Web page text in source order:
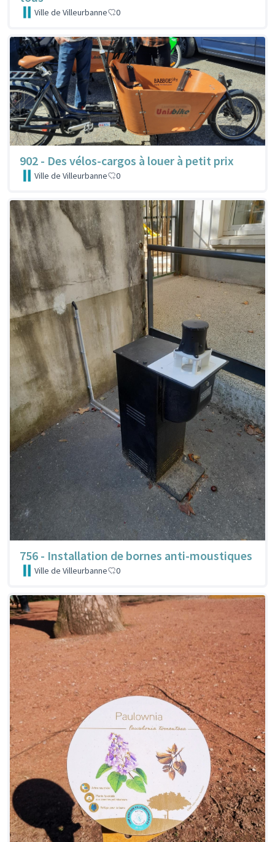
Ville de Villeurbanne 0
902 - Des vélos-cargos à louer à petit prix
Ville de Villeurbanne 0
756 - Installation de bornes anti-moustiques
Ville de Villeurbanne 0